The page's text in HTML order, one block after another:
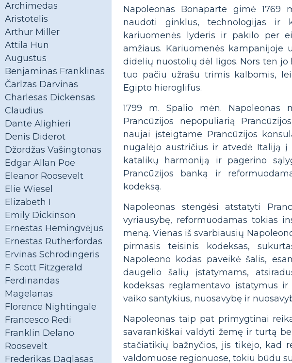
Archimedas
Aristotelis
Arthur Miller
Attila Hun
Augustus
Benjaminas Franklinas
Čarlzas Darvinas
Charlesas Dickensas
Claudius
Dante Alighieri
Denis Diderot
Džordžas Vašingtonas
Edgar Allan Poe
Eleanor Roosevelt
Elie Wiesel
Elizabeth I
Emily Dickinson
Ernestas Hemingvėjus
Ernestas Rutherfordas
Ervinas Schrodingeris
F. Scott Fitzgerald
Ferdinandas
Magelanas
Florence Nightingale
Francesco Redi
Franklin Delano
Roosevelt
Frederikas Daglasas
Napoleonas Bonaparte gimė 1769
naudoti ginklus, technologijas ir
kariuomenės lyderis ir pakilo per
amžiaus. Kariuomenės kampanijoje
didelių nuostolių dėl ligos. Nors ten jo
tuo pačiu užrašu trimis kalbomis,
Egipto hieroglifus.
1799 m. Spalio mėn. Napoleonas
Prancūzijos nepopuliarią
naujai įsteigtame Prancūzijos
nugalėjo austričius ir atvedė Italiją į
katalikų harmoniją ir pagerino
Prancūzijos banką ir
kodeksą.
Napoleonas stengėsi atstatyti
vyriausybę, reformuodamas tokias
meną. Vienas iš svarbiausių
pirmasis teisinis kodeksas,
Napoleono kodas paveikė šalis,
daugelio šalių įstatymams,
kodeksas reglamentavo įstatymus
vaiko santykius, nuosavybę ir
Napoleonas taip pat primygtinai
savarankiškai valdyti žemę ir turtą
stačiatikių bažnyčios, jis tikėjo, kad
valdomuose regionuose, tokiu būdu